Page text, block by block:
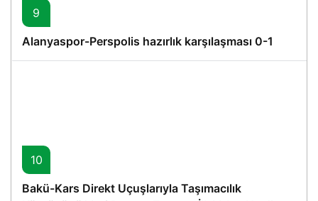
9
Alanyaspor-Perspolis hazırlık karşılaşması 0-1
10
Bakü-Kars Direkt Uçuşlarıyla Taşımacılık